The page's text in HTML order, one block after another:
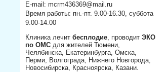
E-mail: mcrm436369@mail.ru
Время работы: пн.-пт. 9.00-16.30, суббота
9.00-14.00
Клиника лечит бесплодие , проводит ЭКО
по ОМС для жителей Тюмени,
Челябинска, Екатеринбурга, Омска,
Перми, Волгограда, Нижнего Новгорода,
Новосибирска, Красноярска, Казани.